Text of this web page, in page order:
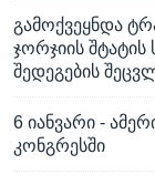
გამოქვეყნდა
ჯორჯიის შტატის
შედეგების
6 იანვარი -
კონგრესში